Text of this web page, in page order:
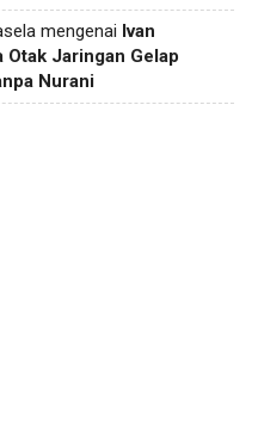
mengenai Ivan
Otak Jaringan Gelap
Nurani